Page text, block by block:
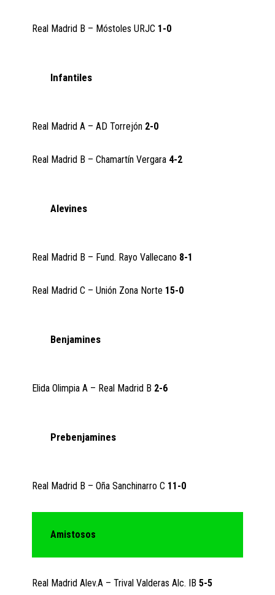
Real Madrid B – Móstoles URJC 1-0
Infantiles
Real Madrid A – AD Torrejón 2-0
Real Madrid B – Chamartín Vergara 4-2
Alevines
Real Madrid B – Fund. Rayo Vallecano 8-1
Real Madrid C – Unión Zona Norte 15-0
Benjamines
Elida Olimpia A – Real Madrid B 2-6
Prebenjamines
Real Madrid B – Oña Sanchinarro C 11-0
Amistosos
Real Madrid Alev.A – Trival Valderas Alc. IB5-5